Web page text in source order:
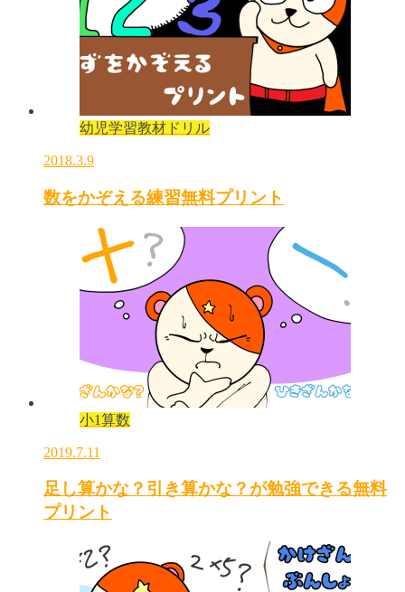
幼児学習教材ドリル
2018.3.9
数をかぞえる練習無料プリント
小1算数
2019.7.11
足し算かな？引き算かな？が勉強できる無料
プリント